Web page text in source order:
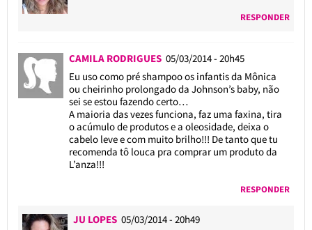
RESPONDER
CAMILA RODRIGUES 05/03/2014 - 20h45
Eu uso como pré shampoo os infantis da Mônica
ou cheirinho prolongado da Johnson’s baby, não
sei se estou fazendo certo…
A maioria das vezes funciona, faz uma faxina, tira
o acúmulo de produtos e a oleosidade, deixa o
cabelo leve e com muito brilho!!! De tanto que tu
recomenda tô louca pra comprar um produto da
L’anza!!!
RESPONDER
JU LOPES 05/03/2014 - 20h49